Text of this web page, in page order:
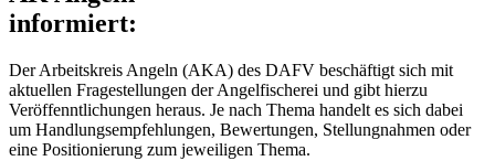
informiert:
Der Arbeitskreis Angeln (AKA) des DAFV beschäftigt sich mit
aktuellen Fragestellungen der Angelfischerei und gibt hierzu
Veröffenntlichungen heraus. Je nach Thema handelt es sich dabei
um Handlungsempfehlungen, Bewertungen, Stellungnahmen oder
eine Positionierung zum jeweiligen Thema.